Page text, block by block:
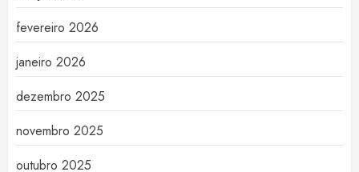
fevereiro 2026
janeiro 2026
dezembro 2025
novembro 2025
outubro 2025